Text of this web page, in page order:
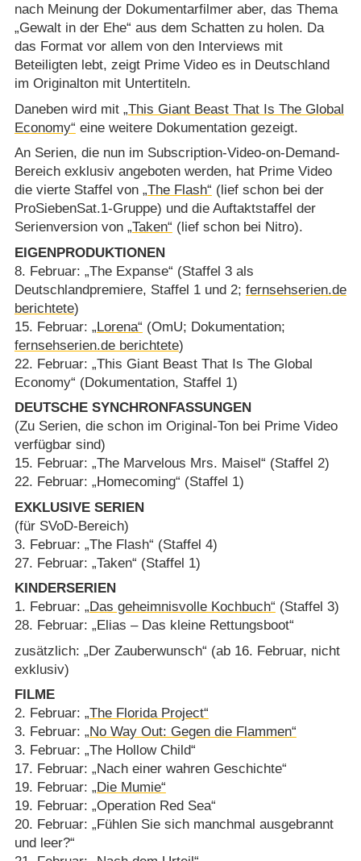
nach Meinung der Dokumentarfilmer aber, das Thema
„Gewalt in der Ehe“ aus dem Schatten zu holen. Da
das Format vor allem von den Interviews mit
Beteiligten lebt, zeigt Prime Video es in Deutschland
im Originalton mit Untertiteln.
Daneben wird mit „This Giant Beast That Is The Global
Economy“ eine weitere Dokumentation gezeigt.
An Serien, die nun im Subscription-Video-on-Demand-
Bereich exklusiv angeboten werden, hat Prime Video
die vierte Staffel von „The Flash“ (lief schon bei der
ProSiebenSat.1-Gruppe) und die Auftaktstaffel der
Serienversion von „Taken“ (lief schon bei Nitro).
EIGENPRODUKTIONEN
8. Februar: „The Expanse“ (Staffel 3 als
Deutschlandpremiere, Staffel 1 und 2; fernsehserien.de
berichtete)
15. Februar: „Lorena“ (OmU; Dokumentation;
fernsehserien.de berichtete)
22. Februar: „This Giant Beast That Is The Global
Economy“ (Dokumentation, Staffel 1)
DEUTSCHE SYNCHRONFASSUNGEN
(Zu Serien, die schon im Original-Ton bei Prime Video
verfügbar sind)
15. Februar: „The Marvelous Mrs. Maisel“ (Staffel 2)
22. Februar: „Homecoming“ (Staffel 1)
EXKLUSIVE SERIEN
(für SVoD-Bereich)
3. Februar: „The Flash“ (Staffel 4)
27. Februar: „Taken“ (Staffel 1)
KINDERSERIEN
1. Februar: „Das geheimnisvolle Kochbuch“ (Staffel 3)
28. Februar: „Elias – Das kleine Rettungsboot“
zusätzlich: „Der Zauberwunsch“ (ab 16. Februar, nicht
exklusiv)
FILME
2. Februar: „The Florida Project“
3. Februar: „No Way Out: Gegen die Flammen“
3. Februar: „The Hollow Child“
17. Februar: „Nach einer wahren Geschichte“
19. Februar: „Die Mumie“
19. Februar: „Operation Red Sea“
20. Februar: „Fühlen Sie sich manchmal ausgebrannt
und leer?“